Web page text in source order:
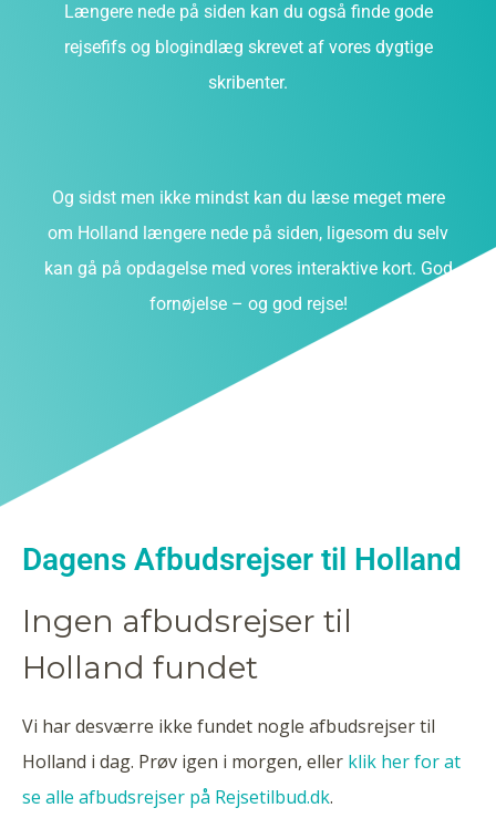
Længere nede på siden kan du også finde gode
rejsefifs og blogindlæg skrevet af vores dygtige
skribenter.
Og sidst men ikke mindst kan du læse meget mere
om Holland længere nede på siden, ligesom du selv
kan gå på opdagelse med vores interaktive kort. God
fornøjelse – og god rejse!
Dagens Afbudsrejser til Holland
Ingen afbudsrejser til
Holland fundet
Vi har desværre ikke fundet nogle afbudsrejser til
Holland i dag. Prøv igen i morgen, eller klik her for at
se alle afbudsrejser på Rejsetilbud.dk.